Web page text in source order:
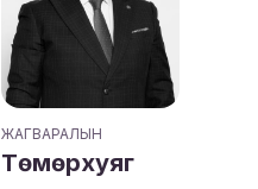
ЖАГВАРАЛЫН
Төмөрхуяг